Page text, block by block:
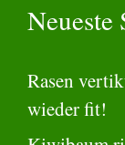
Neueste
Rasen
wieder fit!